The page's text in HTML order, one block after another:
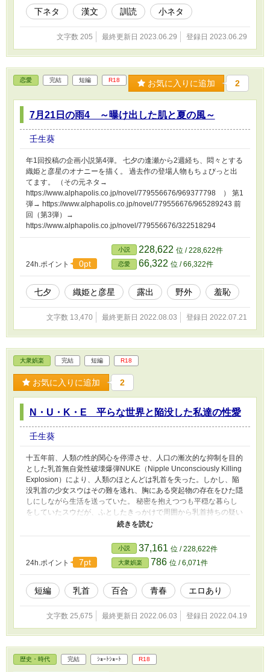
下ネタ 漢文 訓読 小ネタ
文字数 205 最終更新日 2023.06.29 登録日 2023.06.29
恋愛 完結 短編 R18 お気に入りに追加 2
7月21日の雨4 ～曝け出した肌と夏の風～
壬生葵
年1回投稿の企画小説第4弾。 七夕の逢瀬から2週経ち、悶々とする
織姫と彦星のオナニーを描く。 過去作の登場人物もちょびっと出
てます。 （その元ネタ→
https://www.alphapolis.co.jp/novel/779556676/969377798 ） 第1
弾→ https://www.alphapolis.co.jp/novel/779556676/965289243 前
回（第3弾）→
https://www.alphapolis.co.jp/novel/779556676/322518294
24h.ポイント 0pt
小説 228,622 位 / 228,622件
恋愛 66,322 位 / 66,322件
七夕 織姫と彦星 露出 野外 羞恥
文字数 13,470 最終更新日 2022.08.03 登録日 2022.07.21
大衆娯楽 完結 短編 R18
お気に入りに追加 2
N・U・K・E 平らな世界と陥没した私達の性愛
壬生葵
十五年前、人類の性的関心を停滞させ、人口の漸次的な抑制を目的
とした乳首無自覚性破壊爆弾NUKE（Nipple Unconsciously Killing
Explosion）により、人類のほとんどは乳首を失った。しかし、陥
没乳首の少女スウはその難を逃れ、胸にある突起物の存在をひた隠
しにしながら生活を送っていた。 秘密を抱えつつも平穏な暮らし
をしていたスウだが、ふとしたきっかけで周囲から乳首持ちの疑い
をかけられる。危機に陥った彼女を救ったのは同じく乳首を持つネ
ブルという同級生だった。
24h.ポイント 7pt
小説 37,161 位 / 228,622件
大衆娯楽 786 位 / 6,071件
短編 乳首 百合 青春 エロあり
文字数 25,675 最終更新日 2022.06.03 登録日 2022.04.19
歴史・時代 完結 ｼｮｰﾄｼｮｰﾄ R18